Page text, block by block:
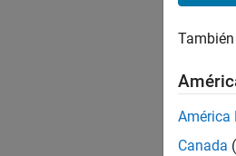
América
Canada